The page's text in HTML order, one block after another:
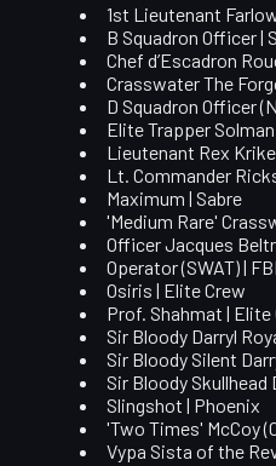
1st Lieutenant
B Squadron Officer |
Chef d’Escadron
Crasswater The
D Squadron Officer
Elite Trapper
Lieutenant Rex
Lt. Commander
Maximum | Sabre
'Medium Rare'
Officer Jacques
Operator (SWAT) | FBI
Osiris | Elite Crew
Prof. Shahmat | Elite
Sir Bloody Darryl
Sir Bloody Silent
Sir Bloody Skullhead
Slingshot | Phoenix
'Two Times' McCoy
Vypa Sista of the